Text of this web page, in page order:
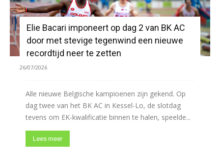
Elie Bacari imponeert op dag 2 van BK AC
door met stevige tegenwind een nieuwe
recordtijd neer te zetten
26/07/2026
Alle nieuwe Belgische kampioenen zijn gekend. Op
dag twee van het BK AC in Kessel-Lo, de slotdag
tevens om EK-kwalificatie binnen te halen, speelde...
Lees meer